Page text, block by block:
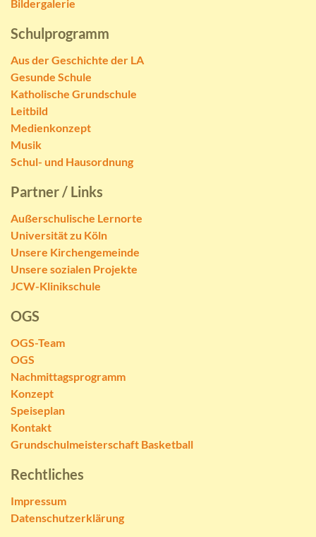
Bildergalerie
Schulprogramm
Aus der Geschichte der LA
Gesunde Schule
Katholische Grundschule
Leitbild
Medienkonzept
Musik
Schul- und Hausordnung
Partner / Links
Außerschulische Lernorte
Universität zu Köln
Unsere Kirchengemeinde
Unsere sozialen Projekte
JCW-Klinikschule
OGS
OGS-Team
OGS
Nachmittagsprogramm
Konzept
Speiseplan
Kontakt
Grundschulmeisterschaft Basketball
Rechtliches
Impressum
Datenschutzerklärung